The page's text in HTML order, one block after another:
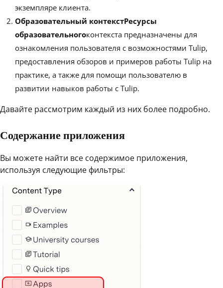
экземпляре клиента.
Образовательный контекстРесурсы
образовательногоконтекста предназначены для
ознакомления пользователя с возможностями Tulip,
предоставления обзоров и примеров работы Tulip на
практике, а также для помощи пользователю в
развитии навыков работы с Tulip.
Давайте рассмотрим каждый из них более подробно.
Содержание приложения
Вы можете найти все содержимое приложения,
используя следующие фильтры: